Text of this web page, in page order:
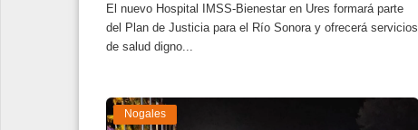
El nuevo Hospital IMSS-Bienestar en Ures formará parte
del Plan de Justicia para el Río Sonora y ofrecerá servicios
de salud digno...
Nogales